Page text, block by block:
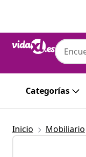
Categorías
Inicio Mobiliario